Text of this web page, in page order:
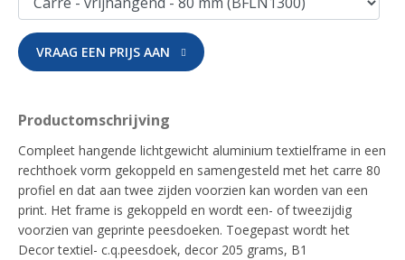
VRAAG EEN PRIJS AAN
Productomschrijving
Compleet hangende lichtgewicht aluminium textielframe in een
rechthoek vorm gekoppeld en samengesteld met het carre 80
profiel en dat aan twee zijden voorzien kan worden van een
print. Het frame is gekoppeld en wordt een- of tweezijdig
voorzien van geprinte peesdoeken. Toegepast wordt het
Decor textiel- c.q.peesdoek, decor 205 grams, B1